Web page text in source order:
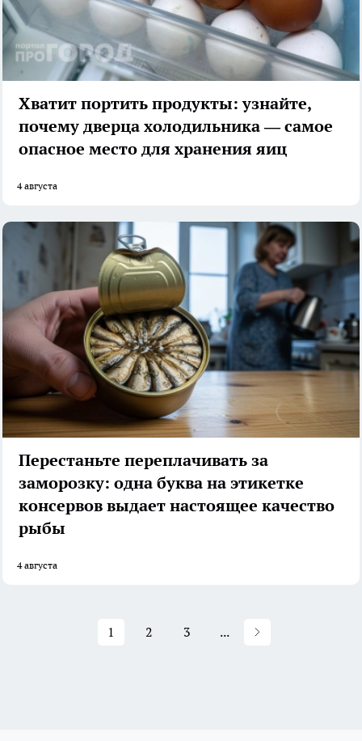
Хватит портить продукты: узнайте,
почему дверца холодильника — самое
опасное место для хранения яиц
4 августа
Перестаньте переплачивать за
заморозку: одна буква на этикетке
консервов выдает настоящее качество
рыбы
4 августа
1 2 3 ...